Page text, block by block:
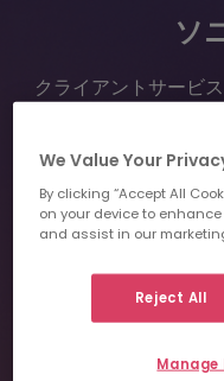
ソ
クライアントサービ
レジ
人
We Value Your
By clicking “Accept All
on your device to
and assist in our
Reject All
Manage